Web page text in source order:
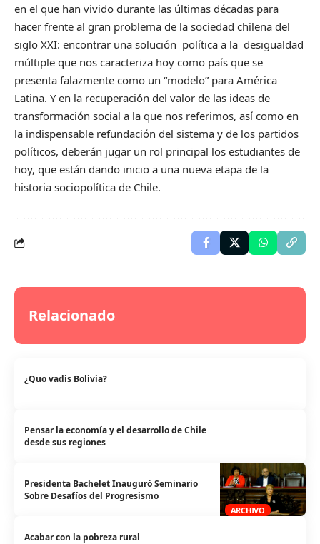
en el que han vivido durante las últimas décadas para
hacer frente al gran problema de la sociedad chilena del
siglo XXI: encontrar una solución política a la desigualdad
múltiple que nos caracteriza hoy como país que se
presenta falazmente como un “modelo” para América
Latina. Y en la recuperación del valor de las ideas de
transformación social a la que nos referimos, así como en
la indispensable refundación del sistema y de los partidos
políticos, deberán jugar un rol principal los estudiantes de
hoy, que están dando inicio a una nueva etapa de la
historia sociopolítica de Chile.
Relacionado
¿Quo vadis Bolivia?
Pensar la economía y el desarrollo de Chile
desde sus regiones
ARCHIVO
Presidenta Bachelet Inauguró Seminario
Sobre Desafíos del Progresismo
Acabar con la pobreza rural